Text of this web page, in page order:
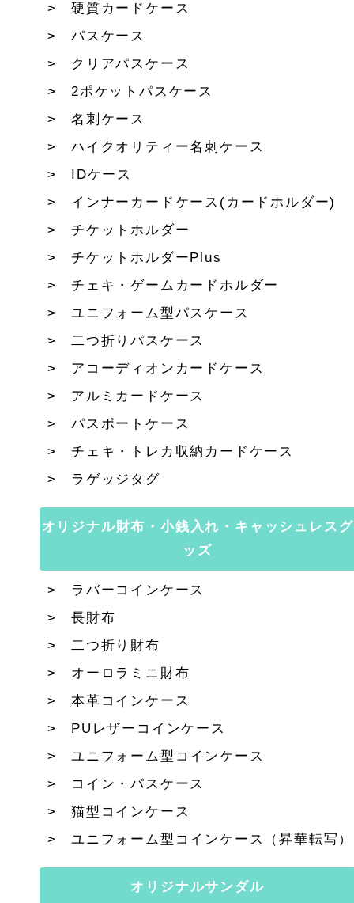
硬質カードケース
パスケース
クリアパスケース
2ポケットパスケース
名刺ケース
ハイクオリティー名刺ケース
IDケース
インナーカードケース(カードホルダー)
チケットホルダー
チケットホルダーPlus
チェキ・ゲームカードホルダー
ユニフォーム型パスケース
二つ折りパスケース
アコーディオンカードケース
アルミカードケース
パスポートケース
チェキ・トレカ収納カードケース
ラゲッジタグ
オリジナル財布・小銭入れ・キャッシュレスグ
ッズ
ラバーコインケース
長財布
二つ折り財布
オーロラミニ財布
本革コインケース
PUレザーコインケース
ユニフォーム型コインケース
コイン・パスケース
猫型コインケース
ユニフォーム型コインケース（昇華転写）
オリジナルサンダル